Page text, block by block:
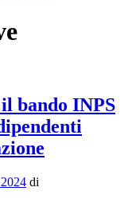
bando INPS
di